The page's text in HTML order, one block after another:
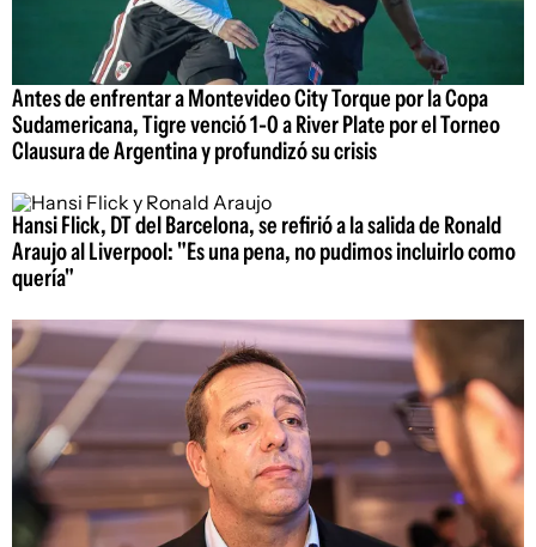
Antes de enfrentar a Montevideo City Torque por la Copa
Sudamericana, Tigre venció 1-0 a River Plate por el Torneo
Clausura de Argentina y profundizó su crisis
Hansi Flick, DT del Barcelona, se refirió a la salida de Ronald
Araujo al Liverpool: "Es una pena, no pudimos incluirlo como
quería"